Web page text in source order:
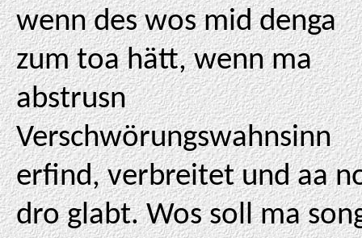
wenn des wos mid denga
zum toa hätt, wenn ma
abstrusn
Verschwörungswahnsinn
erfind, verbreitet und aa
dro glabt. Wos soll ma